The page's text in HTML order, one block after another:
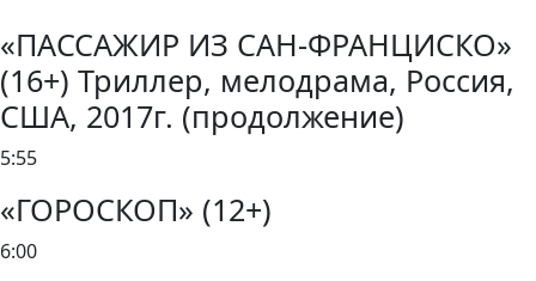
«ПАССАЖИР ИЗ САН-ФРАНЦИСКО»
(16+) Триллер, мелодрама, Россия,
США, 2017г. (продолжение)
5:55
«ГОРОСКОП» (12+)
6:00